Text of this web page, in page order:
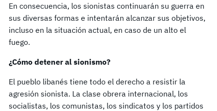
En consecuencia, los sionistas continuarán su guerra en
sus diversas formas e intentarán alcanzar sus objetivos,
incluso en la situación actual, en caso de un alto el
fuego.
¿Cómo detener al sionismo?
El pueblo libanés tiene todo el derecho a resistir la
agresión sionista. La clase obrera internacional, los
socialistas, los comunistas, los sindicatos y los partidos